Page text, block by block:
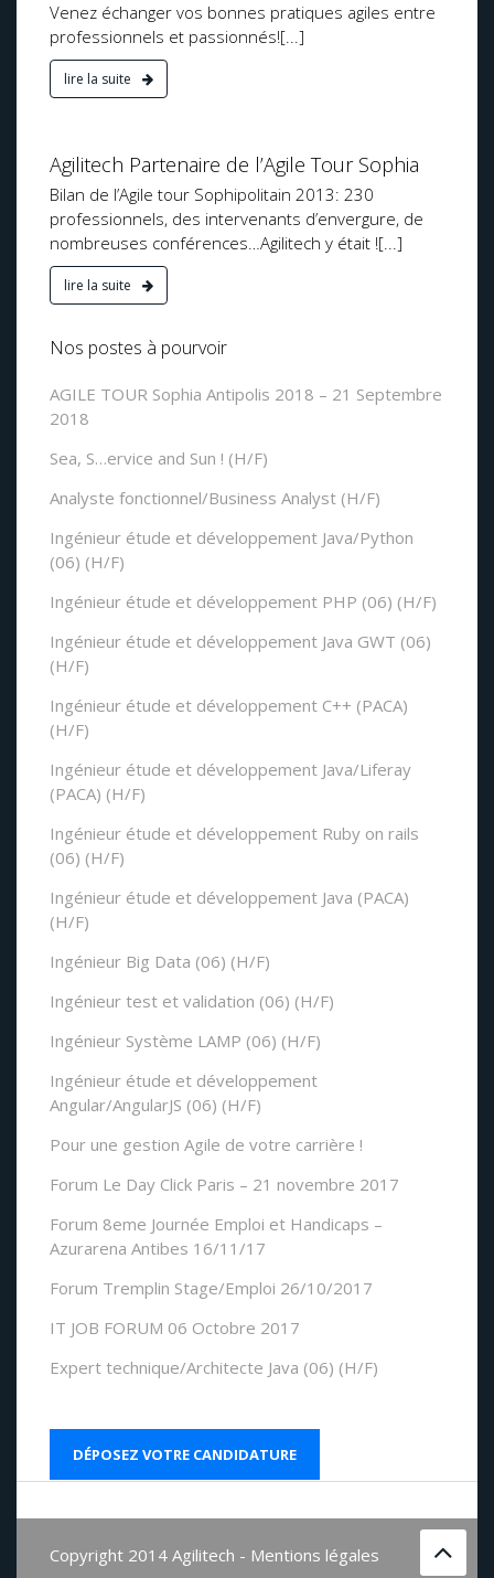
Venez échanger vos bonnes pratiques agiles entre
professionnels et passionnés![...]
lire la suite
Agilitech Partenaire de l’Agile Tour Sophia
Bilan de l’Agile tour Sophipolitain 2013: 230
professionnels, des intervenants d’envergure, de
nombreuses conférences…Agilitech y était ![...]
lire la suite
Nos postes à pourvoir
AGILE TOUR Sophia Antipolis 2018 – 21 Septembre
2018
Sea, S…ervice and Sun ! (H/F)
Analyste fonctionnel/Business Analyst (H/F)
Ingénieur étude et développement Java/Python
(06) (H/F)
Ingénieur étude et développement PHP (06) (H/F)
Ingénieur étude et développement Java GWT (06)
(H/F)
Ingénieur étude et développement C++ (PACA)
(H/F)
Ingénieur étude et développement Java/Liferay
(PACA) (H/F)
Ingénieur étude et développement Ruby on rails
(06) (H/F)
Ingénieur étude et développement Java (PACA)
(H/F)
Ingénieur Big Data (06) (H/F)
Ingénieur test et validation (06) (H/F)
Ingénieur Système LAMP (06) (H/F)
Ingénieur étude et développement
Angular/AngularJS (06) (H/F)
Pour une gestion Agile de votre carrière !
Forum Le Day Click Paris – 21 novembre 2017
Forum 8eme Journée Emploi et Handicaps –
Azurarena Antibes 16/11/17
Forum Tremplin Stage/Emploi 26/10/2017
IT JOB FORUM 06 Octobre 2017
Expert technique/Architecte Java (06) (H/F)
DÉPOSEZ VOTRE CANDIDATURE
Copyright 2014 Agilitech - Mentions légales